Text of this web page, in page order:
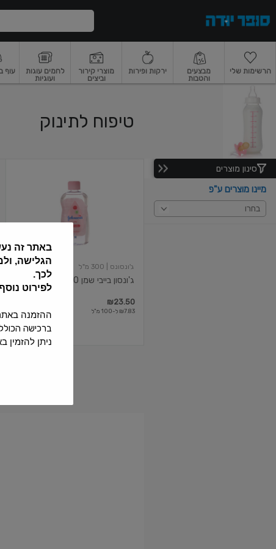
הרשימות שלי
מבצעים
והטבות
ירקות ופירות
מוצרי קירור
וביצים
לחמים עוגות
ועוגיות
עוף
ירקותירקותעלים ועשבי תיבולפירותפירותפירות יבשים ואגוזיםפירות
טיפוח לתינוק
סינון מוצרים
מיינו מוצרים ע"פ
בחרו
ג'ונסונס
ג'ונסון בייבי שמן 300 מל חדש
₪23.50
₪7.83 ל-100 מ"ל
באתר זה
הגלישה,
לכך.
לפירוט נוסף
ההזמנה באתר
ברכישה הכוללת 24 בקבוקי שתיה ומעלה ההזמנה תחויב בדמי משלוח נוספים
ניתן להזמין באתר עד 4 שישיות של